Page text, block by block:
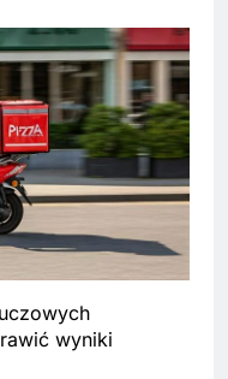
wyniki